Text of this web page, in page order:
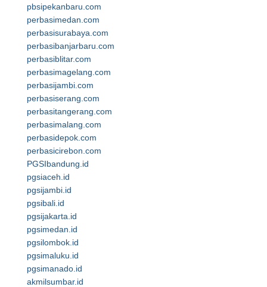
pbsipekanbaru.com
perbasimedan.com
perbasisurabaya.com
perbasibanjarbaru.com
perbasiblitar.com
perbasimagelang.com
perbasijambi.com
perbasiserang.com
perbasitangerang.com
perbasimalang.com
perbasidepok.com
perbasicirebon.com
PGSIbandung.id
pgsiaceh.id
pgsijambi.id
pgsibali.id
pgsijakarta.id
pgsimedan.id
pgsilombok.id
pgsimaluku.id
pgsimanado.id
akmilsumbar.id